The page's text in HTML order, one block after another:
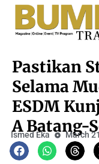
Pastikan
Selama
ESDM
A Batang-
Ismed Eka March